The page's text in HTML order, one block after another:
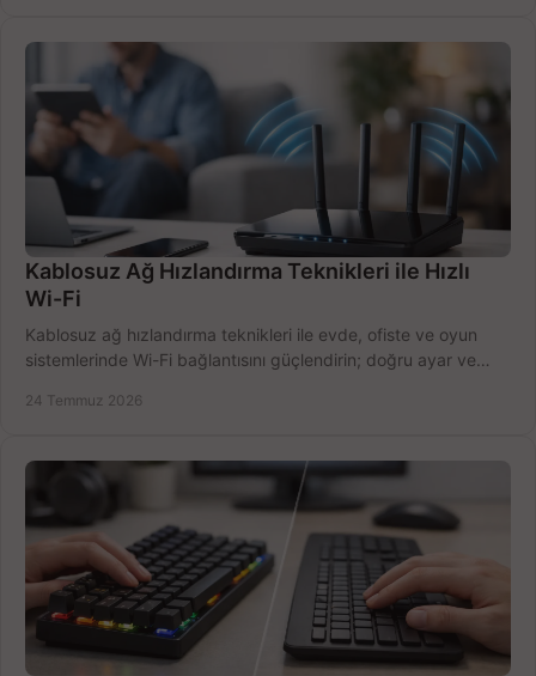
Kablosuz Ağ Hızlandırma Teknikleri ile Hızlı
Wi-Fi
Kablosuz ağ hızlandırma teknikleri ile evde, ofiste ve oyun
sistemlerinde Wi-Fi bağlantısını güçlendirin; doğru ayar ve
24 Temmuz 2026